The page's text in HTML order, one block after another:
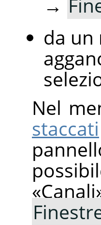
da un
Nel
staccati
«Canali